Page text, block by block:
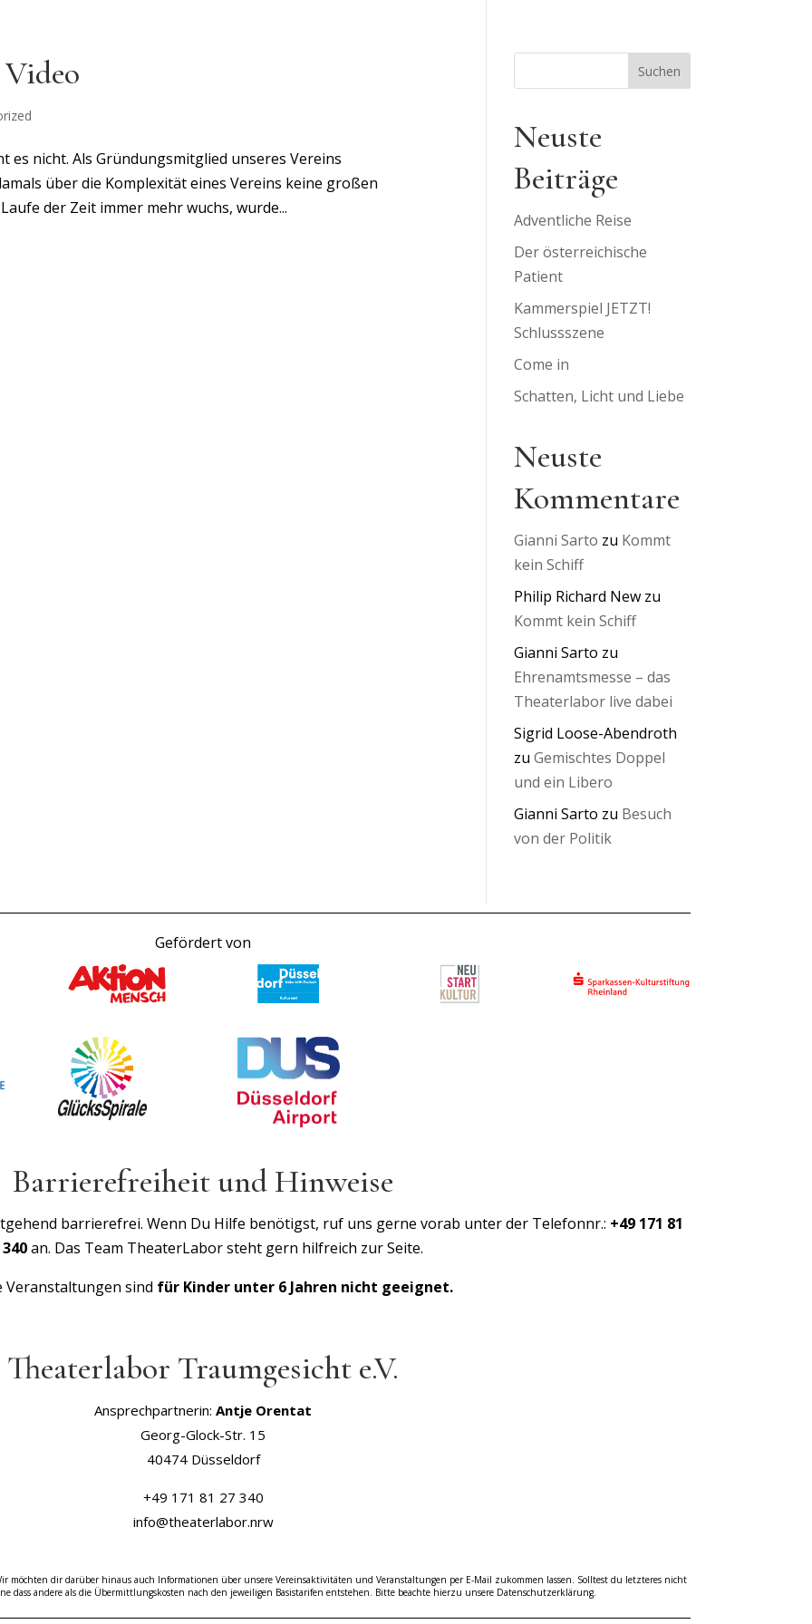
nicht. Als Gründungsmitglied unseres Vereins
über die Komplexität eines Vereins keine großen
der Zeit immer mehr wuchs, wurde...
Suchen
Neuste
Beiträge
Adventliche Reise
Der österreichische
Patient
Kammerspiel JETZT!
Schlussszene
Come in
Schatten, Licht und Liebe
Neuste
Kommentare
Gianni Sarto zu Kommt
kein Schiff
Philip Richard New zu
Kommt kein Schiff
Gianni Sarto zu
Ehrenamtsmesse – das
Theaterlabor live dabei
Sigrid Loose-Abendroth
zuGemischtes Doppel
und ein Libero
Gianni Sarto zu Besuch
von der Politik
Gefördert von
Barrierefreiheit und Hinweise
barrierefrei. Wenn Du Hilfe benötigst, ruf uns gerne vorab unter der Telefonnr.: +49 171 81
an. Das Team TheaterLabor steht gern hilfreich zur Seite.
Veranstaltungen sind für Kinder unter 6 Jahren nicht geeignet.
Theaterlabor Traumgesicht e.V.
Ansprechpartnerin: Antje Orentat
Georg-Glock-Str. 15
40474 Düsseldorf
+49 171 81 27 340
info@theaterlabor.nrw
möchten dir darüber hinaus auch Informationen über unsere Vereinsaktivitäten und Veranstaltungen per E-Mail zukommen lassen. Solltest du letzteres nicht
dass andere als die Übermittlungskosten nach den jeweiligen Basistarifen entstehen. Bitte beachte hierzu unsere Datenschutzerklärung.